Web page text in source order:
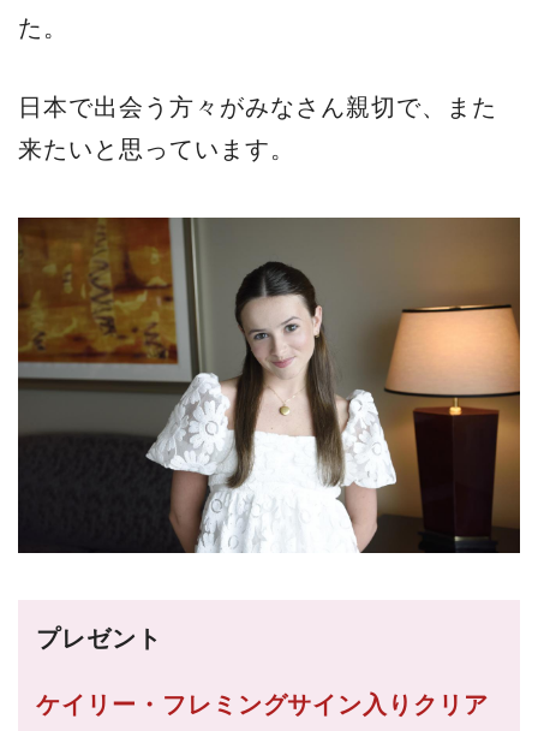
た。
日本で出会う方々がみなさん親切で、また
来たいと思っています。
プレゼント
ケイリー・フレミングサイン入りクリア